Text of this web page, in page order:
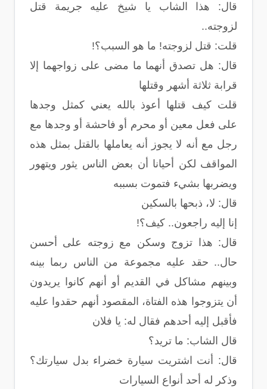
قال: هذا الشاب يا شيخ عليه جريمة قتل
لزوجته..
قلت: قتل لزوجته! ما هو السبب؟!
قال: هل تصدق أنهما ما مضى على زواجهما إلا
قرابة ثلاثة أشهر وقتلها
قلت كيف قتلها أعوذ بالله يعني كمثل وجدها
على فعل معين أو محرم أو فاحشة أو وجدها مع
رجل مع أنه لا يجوز أنه يعاملها بالقتل بمثل هذه
المواقف لكن أحيانا أن بعض الناس يثور ويتهور
ويضربها بشيء فتموت بسببه
قال: لا، ذبحها بالسكين
إنا إليه راجعون.. كيف؟!
قال: هذا تزوج وسكن مع زوجته على أحسن
حال.. حقد عليه مجموعة من الناس ربما بينه
وبينهم مشاكل في القديم أو أنهم كانوا يريدون
أن يتزوجوا هذه الفتاة، المقصود أنهم حقدوا عليه
فأقبل إليه أحدهم فقال له: يا فلان
قال الشاب: ما تريد؟
قال: أنت اشتريت سيارة خضراء بدل سيارتك؟
وذكر له أحد أنواع السيارات